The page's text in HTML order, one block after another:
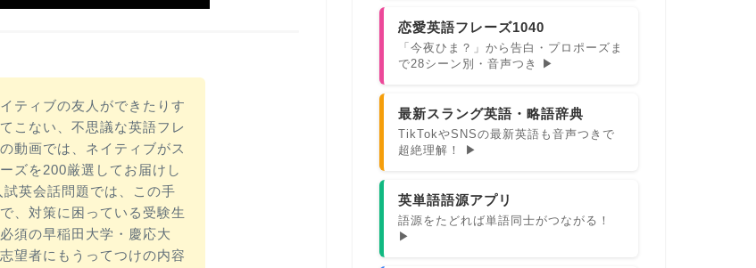
ティブの友人ができたりす
こない、不思議な英語フレ
動画では、ネイティブがス
ズを200厳選してお届けし
英会話問題では、この手
、対策に困っている受験生
須の早稲田大学・慶応大
望者にもうってつけの内容
恋愛英語フレーズ1040
「今夜ひま？」から告白・プロポーズま
で28シーン別・音声つき ▶
最新スラング英語・略語辞典
TikTokやSNSの最新英語も音声つきで
超絶理解！ ▶
英単語語源アプリ
語源をたどれば単語同士がつながる！
▶